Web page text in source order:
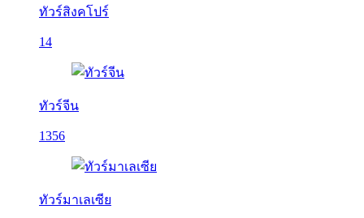
ทัวร์สิงคโปร์
14
ทัวร์จีน
1356
ทัวร์มาเลเซีย